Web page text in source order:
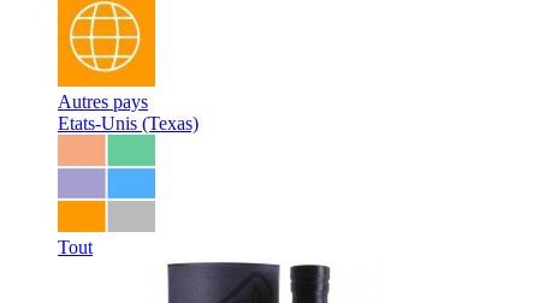
Autres pays
Etats-Unis (Texas)
Tout